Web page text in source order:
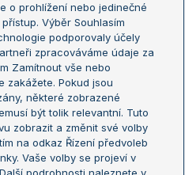
French Open
Wimbledon
US Open
Turnaj mistrů
Turnaj mistryň
o prohlížení nebo jedinečné
Výběr Souhlasím
podporovaly účely
zpracováváme údaje za
Zamítnout vše nebo
zakážete. Pokud jsou
některé zobrazené
být tolik relevantní. Tuto
zobrazit a změnit své volby
na odkaz Řízení předvoleb
Vaše volby se projeví v